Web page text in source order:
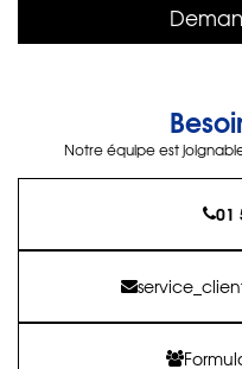
Notre équipe est
01